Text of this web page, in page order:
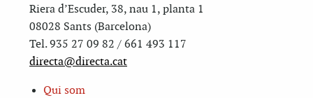
Riera d’Escuder, 38, nau 1, planta 1
08028 Sants (Barcelona)
Tel. 935 27 09 82 / 661 493 117
directa@directa.cat
Qui som